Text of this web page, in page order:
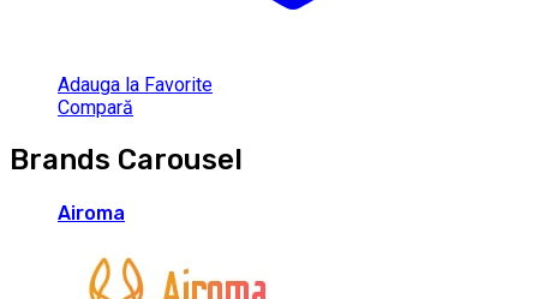
Adauga la Favorite
Compară
Brands Carousel
Airoma